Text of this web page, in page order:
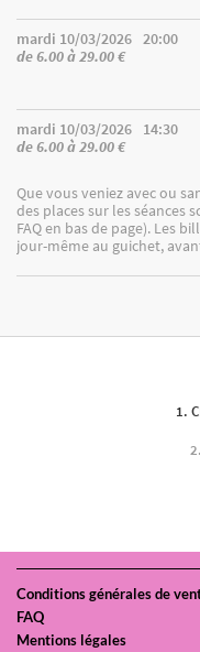
mardi 10/03/2026 20:00
de 6.00 à 29.00 €
mardi 10/03/2026
14:30
de 6.00 à 29.00 €
Que vous veniez avec ou
des places sur les séances
FAQ en bas de page). Les
jour-même au guichet,
Conditions générales de
FAQ
Mentions légales